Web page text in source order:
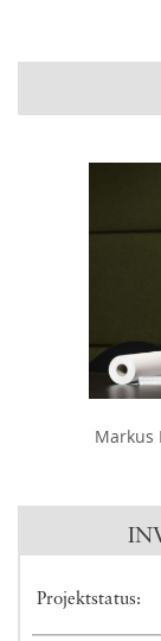
Markus
Projektstatus: